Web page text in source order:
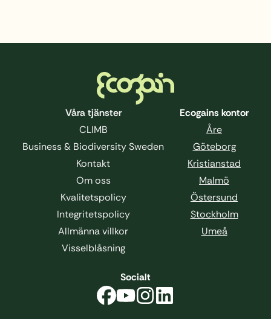
Våra tjänster
CLIMB
Business & Biodiversity Sweden
Kontakt
Om oss
Kvalitetspolicy
Integritetspolicy
Allmänna villkor
Visselblåsning
Ecogains kontor
Åre
Göteborg
Kristianstad
Malmö
Östersund
Stockholm
Umeå
Socialt